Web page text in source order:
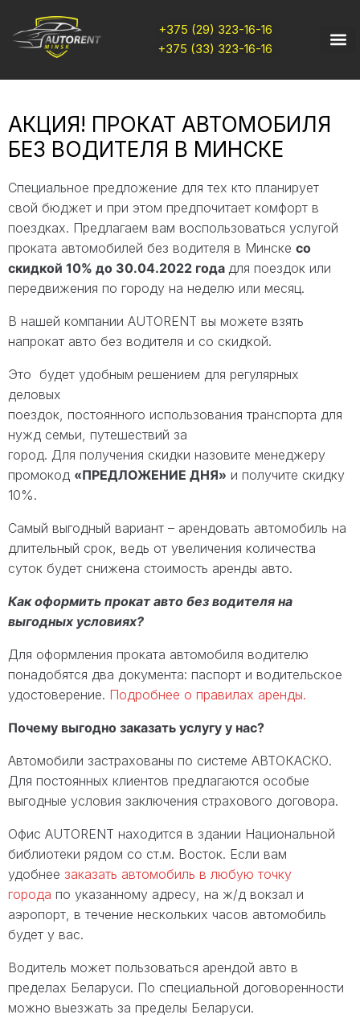
+375 (29) 323-16-16
+375 (33) 323-16-16
АКЦИЯ! ПРОКАТ АВТОМОБИЛЯ
БЕЗ ВОДИТЕЛЯ В МИНСКЕ
Специальное предложение для тех кто планирует
свой бюджет и при этом предпочитает комфорт в
поездках. Предлагаем вам воспользоваться услугой
проката автомобилей без водителя в Минске со
скидкой 10% до 30.04.2022 года для поездок или
передвижения по городу на неделю или месяц.
В нашей компании AUTORENT вы можете взять
напрокат авто без водителя и со скидкой.
Это будет удобным решением для регулярных
деловых
поездок, постоянного использования транспорта для
нужд семьи, путешествий за
город. Для получения скидки назовите менеджеру
промокод «ПРЕДЛОЖЕНИЕ ДНЯ» и получите скидку
10%.
Самый выгодный вариант – арендовать автомобиль на
длительный срок, ведь от увеличения количества
суток будет снижена стоимость аренды авто.
Как оформить прокат авто без водителя на
выгодных условиях?
Для оформления проката автомобиля водителю
понадобятся два документа: паспорт и водительское
удостоверение. Подробнее о правилах аренды.
Почему выгодно заказать услугу у нас?
Автомобили застрахованы по системе АВТОКАСКО.
Для постоянных клиентов предлагаются особые
выгодные условия заключения страхового договора.
Офис AUTORENT находится в здании Национальной
библиотеки рядом со ст.м. Восток. Если вам
удобнее заказать автомобиль в любую точку
города по указанному адресу, на ж/д вокзал и
аэропорт, в течение нескольких часов автомобиль
будет у вас.
Водитель может пользоваться арендой авто в
пределах Беларуси. По специальной договоренности
можно выезжать за пределы Беларуси.